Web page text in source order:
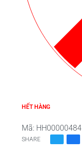
HẾT HÀNG
Mã: HH00000484
SHARE